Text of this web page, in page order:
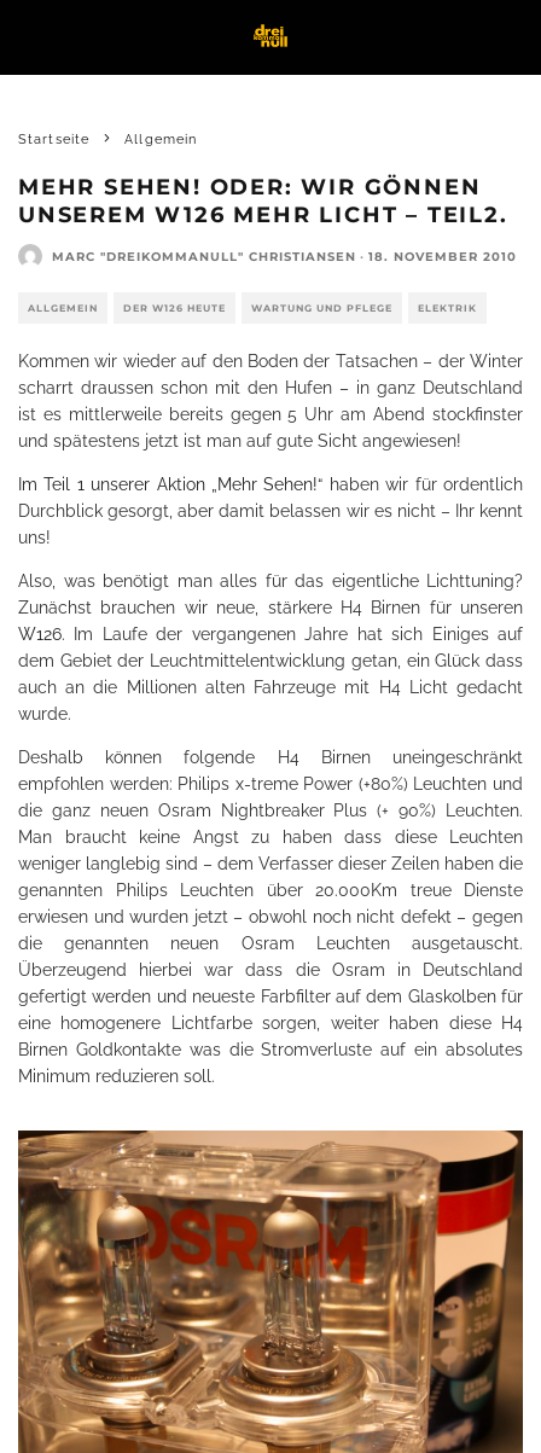
Startseite Allgemein
MEHR SEHEN! ODER: WIR GÖNNEN
UNSEREM W126 MEHR LICHT – TEIL2.
MARC "DREIKOMMANULL" CHRISTIANSEN · 18. NOVEMBER 2010
ALLGEMEIN DER W126 HEUTE WARTUNG UND PFLEGE ELEKTRIK
Kommen wir wieder auf den Boden der Tatsachen – der Winter
scharrt draussen schon mit den Hufen – in ganz Deutschland
ist es mittlerweile bereits gegen 5 Uhr am Abend stockfinster
und spätestens jetzt ist man auf gute Sicht angewiesen!
Im Teil 1 unserer Aktion „Mehr Sehen!“ haben wir für ordentlich
Durchblick gesorgt, aber damit belassen wir es nicht – Ihr kennt
uns!
Also, was benötigt man alles für das eigentliche Lichttuning?
Zunächst brauchen wir neue, stärkere H4 Birnen für unseren
W126. Im Laufe der vergangenen Jahre hat sich Einiges auf
dem Gebiet der Leuchtmittelentwicklung getan, ein Glück dass
auch an die Millionen alten Fahrzeuge mit H4 Licht gedacht
wurde.
Deshalb können folgende H4 Birnen uneingeschränkt
empfohlen werden: Philips x-treme Power (+80%) Leuchten und
die ganz neuen Osram Nightbreaker Plus (+ 90%) Leuchten.
Man braucht keine Angst zu haben dass diese Leuchten
weniger langlebig sind – dem Verfasser dieser Zeilen haben die
genannten Philips Leuchten über 20.000Km treue Dienste
erwiesen und wurden jetzt – obwohl noch nicht defekt – gegen
die genannten neuen Osram Leuchten ausgetauscht.
Überzeugend hierbei war dass die Osram in Deutschland
gefertigt werden und neueste Farbfilter auf dem Glaskolben für
eine homogenere Lichtfarbe sorgen, weiter haben diese H4
Birnen Goldkontakte was die Stromverluste auf ein absolutes
Minimum reduzieren soll.